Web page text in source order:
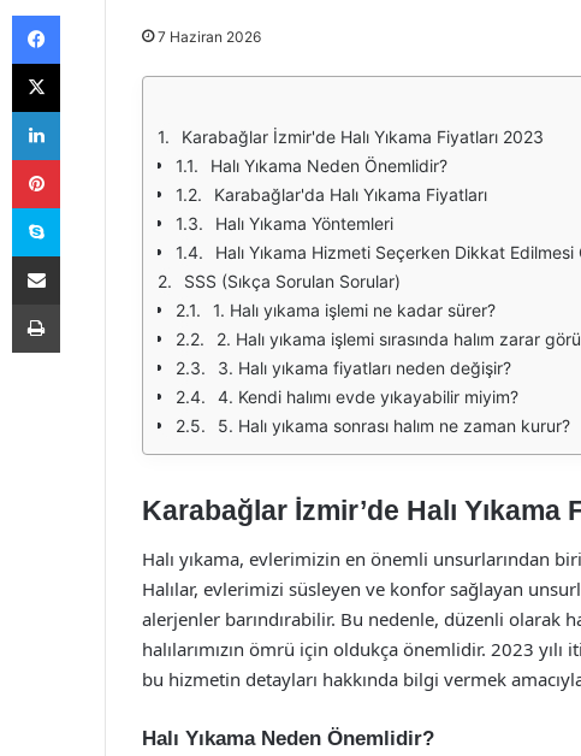
7 Haziran 2026
Karabağlar İzmir'de Halı Yıkama Fiyatları 2023
Halı Yıkama Neden Önemlidir?
Karabağlar'da Halı Yıkama Fiyatları
Halı Yıkama Yöntemleri
Halı Yıkama Hizmeti Seçerken Dikkat Edilmesi
SSS (Sıkça Sorulan Sorular)
1. Halı yıkama işlemi ne kadar sürer?
2. Halı yıkama işlemi sırasında halım zarar
3. Halı yıkama fiyatları neden değişir?
4. Kendi halımı evde yıkayabilir miyim?
5. Halı yıkama sonrası halım ne zaman kurur?
Karabağlar İzmir’de Halı Yıkama
Halı yıkama, evlerimizin en önemli unsurlarından
Halılar, evlerimizi süsleyen ve konfor sağlayan
alerjenler barındırabilir. Bu nedenle, düzenli olarak
halılarımızın ömrü için oldukça önemlidir. 2023 yılı
bu hizmetin detayları hakkında bilgi vermek
Halı Yıkama Neden Önemlidir?
Facebook
X
LinkedIn
Pinterest
Skype
E-Posta ile paylaş